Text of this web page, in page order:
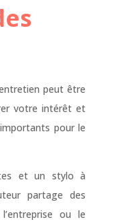
peut être
votre intérêt et
pour le
et un stylo à
partage des
ou le